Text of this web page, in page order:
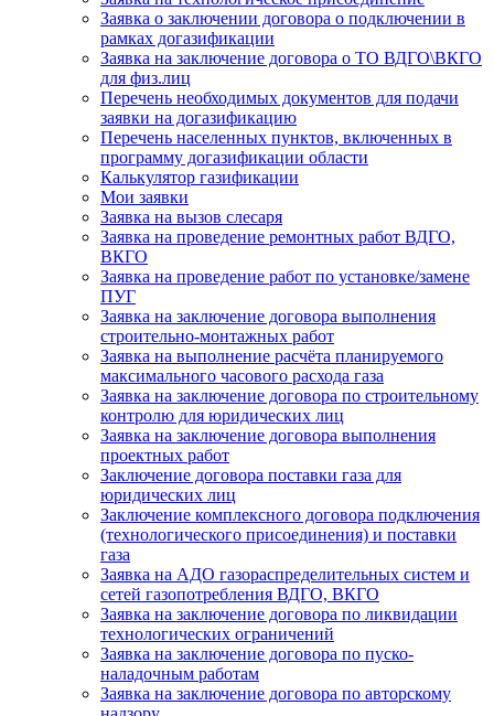
Заявка о заключении договора о подключении в
рамках догазификации
Заявка на заключение договора о ТО ВДГО\ВКГО
для физ.лиц
Перечень необходимых документов для подачи
заявки на догазификацию
Перечень населенных пунктов, включенных в
программу догазификации области
Калькулятор газификации
Мои заявки
Заявка на вызов слесаря
Заявка на проведение ремонтных работ ВДГО,
ВКГО
Заявка на проведение работ по установке/замене
ПУГ
Заявка на заключение договора выполнения
строительно-монтажных работ
Заявка на выполнение расчёта планируемого
максимального часового расхода газа
Заявка на заключение договора по строительному
контролю для юридических лиц
Заявка на заключение договора выполнения
проектных работ
Заключение договора поставки газа для
юридических лиц
Заключение комплексного договора подключения
(технологического присоединения) и поставки
газа
Заявка на АДО газораспределительных систем и
сетей газопотребления ВДГО, ВКГО
Заявка на заключение договора по ликвидации
технологических ограничений
Заявка на заключение договора по пуско-
наладочным работам
Заявка на заключение договора по авторскому